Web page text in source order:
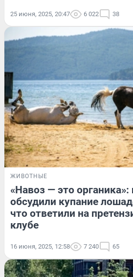
25 июня, 2025, 20:47 6 022 38
ЖИВОТНЫЕ
«Навоз — это
обсудили купание
что ответили на
клубе
16 июня, 2025, 12:58 7 240 65